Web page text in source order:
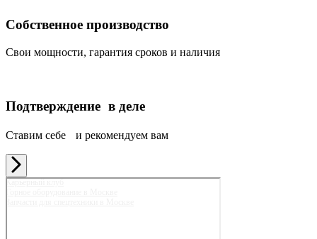
Собственное производство
Свои мощности, гарантия сроков и наличия
Подтверждение в деле
Ставим себе и рекомендуем вам